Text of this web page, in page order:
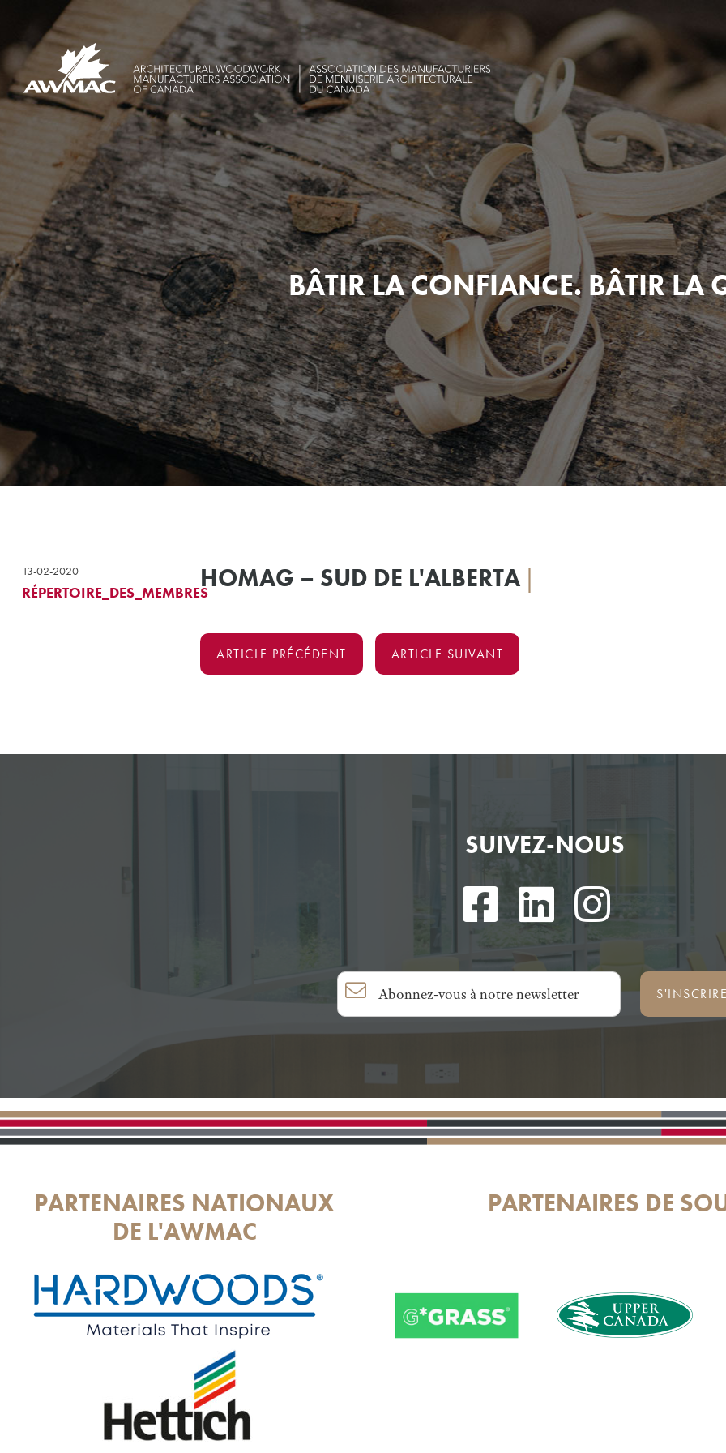
BÂTIR LA CONFIANCE. BÂTIR LA
13-02-2020
RÉPERTOIRE_DES_MEMBRESHOMAG – SUD DE L'ALBERTA |
ARTICLE PRÉCÉDENT ARTICLE SUIVANT
SUIVEZ-NOUS
PARTENAIRES NATIONAUX
DE L'AWMAC
PARTENAIRES DE